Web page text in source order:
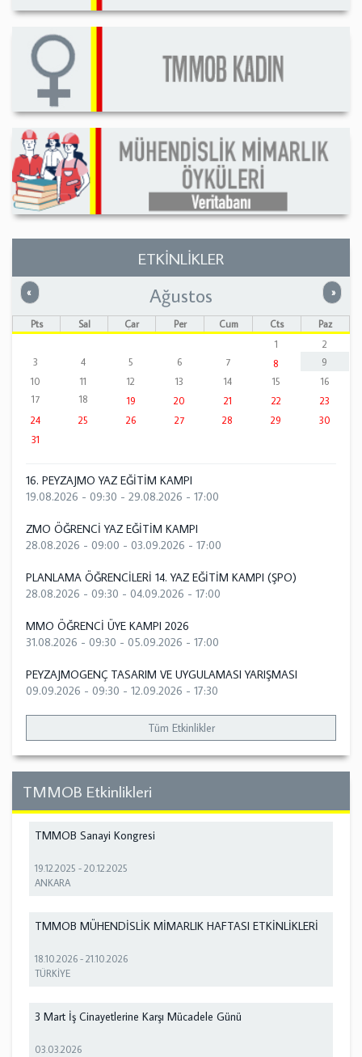
ETKİNLİKLER
« Önceki »
Ağustos
Pts Sal Çar Per Cum Cts
Paz
1
2
3
4 5 6 7 8
9
10
11 12 13 14 15
16
17
18 19 20 21 22
23
24
25 26 27 28 29
30
31
16. PEYZAJMO YAZ EĞİTİM KAMPI
19.08.2026 - 09:30 - 29.08.2026 - 17:00
ZMO ÖĞRENCİ YAZ EĞİTİM KAMPI
28.08.2026 - 09:00 - 03.09.2026 - 17:00
PLANLAMA ÖĞRENCİLERİ 14. YAZ EĞİTİM KAMPI (ŞPO)
28.08.2026 - 09:30 - 04.09.2026 - 17:00
MMO ÖĞRENCİ ÜYE KAMPI 2026
31.08.2026 - 09:30 - 05.09.2026 - 17:00
PEYZAJMOGENÇ TASARIM VE UYGULAMASI YARIŞMASI
09.09.2026 - 09:30 - 12.09.2026 - 17:30
Tüm Etkinlikler
TMMOB Etkinlikleri
TMMOB Sanayi Kongresi
19.12.2025 -20.12.2025
ANKARA
TMMOB MÜHENDİSLİK MİMARLIK HAFTASI ETKİNLİKLERİ
18.10.2026 -21.10.2026
TÜRKİYE
3 Mart İş Cinayetlerine Karşı Mücadele Günü
03.03.2026